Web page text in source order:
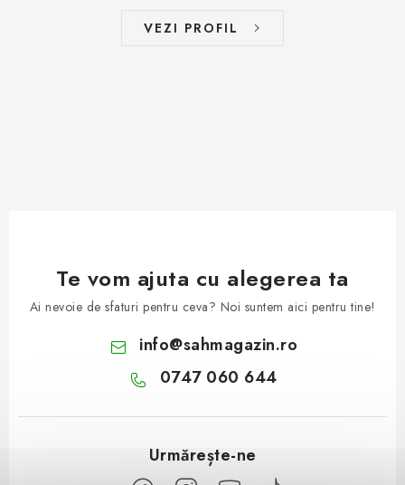
VEZI PROFIL
Te vom ajuta cu alegerea ta
Ai nevoie de sfaturi pentru ceva? Noi suntem aici pentru tine!
info@sahmagazin.ro
0747 060 644